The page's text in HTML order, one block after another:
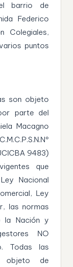
barrio de
Federico
Colegiales,
puntos
son objeto
parte del
Macagno
9483)
que
Nacional
Ley
las normas
la Nación y
NO
Todas las
objeto de